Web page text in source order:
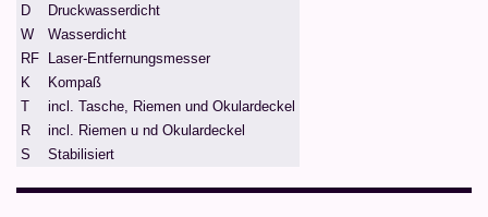
D
Druckwasserdicht
W
Wasserdicht
RF
Laser-Entfernungsmesser
K
Kompaß
T
incl. Tasche, Riemen und Okulardeckel
R
incl. Riemen u nd Okulardeckel
S
Stabilisiert